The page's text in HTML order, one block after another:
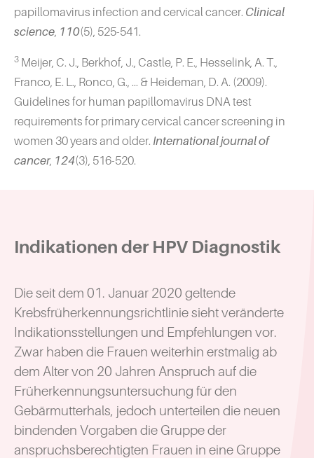
papillomavirus infection and cervical cancer. Clinical
science, 110(5), 525-541.
3 Meijer, C. J., Berkhof, J., Castle, P. E., Hesselink, A. T.,
Franco, E. L., Ronco, G., ... & Heideman, D. A. (2009).
Guidelines for human papillomavirus DNA test
requirements for primary cervical cancer screening in
women 30 years and older. International journal of
cancer, 124(3), 516-520.
Indikationen der HPV Diagnostik
Die seit dem 01. Januar 2020 geltende
Krebsfrüherkennungsrichtlinie sieht veränderte
Indikationsstellungen und Empfehlungen vor.
Zwar haben die Frauen weiterhin erstmalig ab
dem Alter von 20 Jahren Anspruch auf die
Früherkennungsuntersuchung für den
Gebärmutterhals, jedoch unterteilen die neuen
bindenden Vorgaben die Gruppe der
anspruchsberechtigten Frauen in eine Gruppe